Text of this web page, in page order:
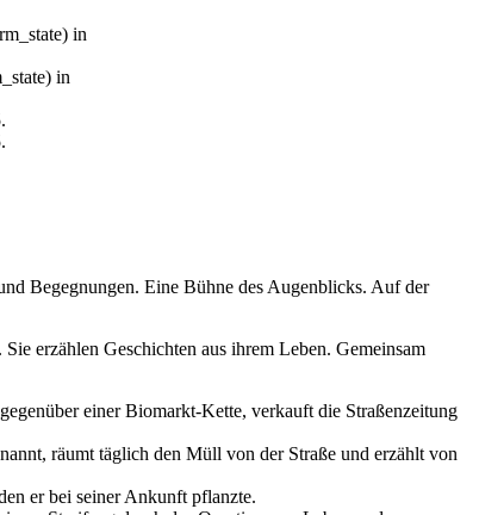
in
in
Begegnungen. Eine Bühne des Augenblicks. Auf der
erzählen Geschichten aus ihrem Leben. Gemeinsam
einer Biomarkt-Kette, verkauft die Straßenzeitung
räumt täglich den Müll von der Straße und erzählt von
er bei seiner Ankunft pflanzte.